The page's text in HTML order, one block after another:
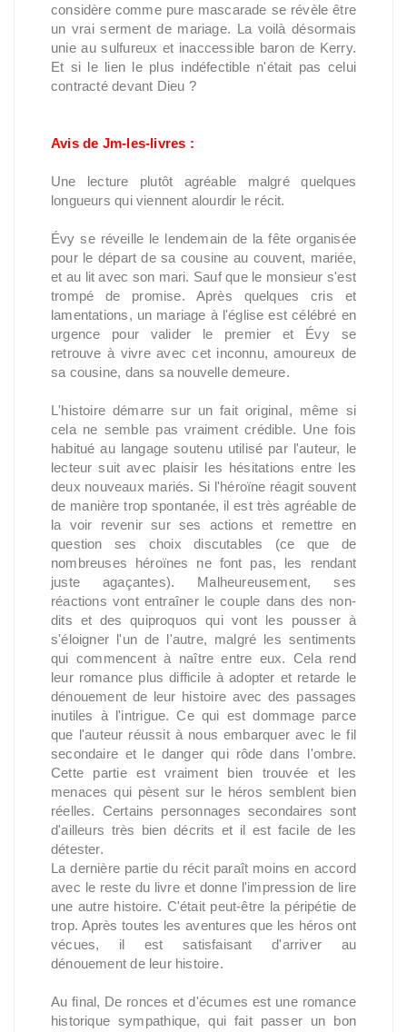
considère comme pure mascarade se révèle être
un vrai serment de mariage. La voilà désormais
unie au sulfureux et inaccessible baron de Kerry.
Et si le lien le plus indéfectible n'était pas celui
contracté devant Dieu ?
Avis de Jm-les-livres :
Une lecture plutôt agréable malgré quelques
longueurs qui viennent alourdir le récit.
Évy se réveille le lendemain de la fête organisée
pour le départ de sa cousine au couvent, mariée,
et au lit avec son mari. Sauf que le monsieur s'est
trompé de promise. Après quelques cris et
lamentations, un mariage à l'église est célébré en
urgence pour valider le premier et Évy se
retrouve à vivre avec cet inconnu, amoureux de
sa cousine, dans sa nouvelle demeure.
L'histoire démarre sur un fait original, même si
cela ne semble pas vraiment crédible. Une fois
habitué au langage soutenu utilisé par l'auteur, le
lecteur suit avec plaisir les hésitations entre les
deux nouveaux mariés. Si l'héroïne réagit souvent
de manière trop spontanée, il est très agréable de
la voir revenir sur ses actions et remettre en
question ses choix discutables (ce que de
nombreuses héroïnes ne font pas, les rendant
juste agaçantes). Malheureusement, ses
réactions vont entraîner le couple dans des non-
dits et des quiproquos qui vont les pousser à
s'éloigner l'un de l'autre, malgré les sentiments
qui commencent à naître entre eux. Cela rend
leur romance plus difficile à adopter et retarde le
dénouement de leur histoire avec des passages
inutiles à l'intrigue. Ce qui est dommage parce
que l'auteur réussit à nous embarquer avec le fil
secondaire et le danger qui rôde dans l'ombre.
Cette partie est vraiment bien trouvée et les
menaces qui pèsent sur le héros semblent bien
réelles. Certains personnages secondaires sont
d'ailleurs très bien décrits et il est facile de les
détester.
La dernière partie du récit paraît moins en accord
avec le reste du livre et donne l'impression de lire
une autre histoire. C'était peut-être la péripétie de
trop. Après toutes les aventures que les héros ont
vécues, il est satisfaisant d'arriver au
dénouement de leur histoire.
Au final, De ronces et d'écumes est une romance
historique sympathique, qui fait passer un bon